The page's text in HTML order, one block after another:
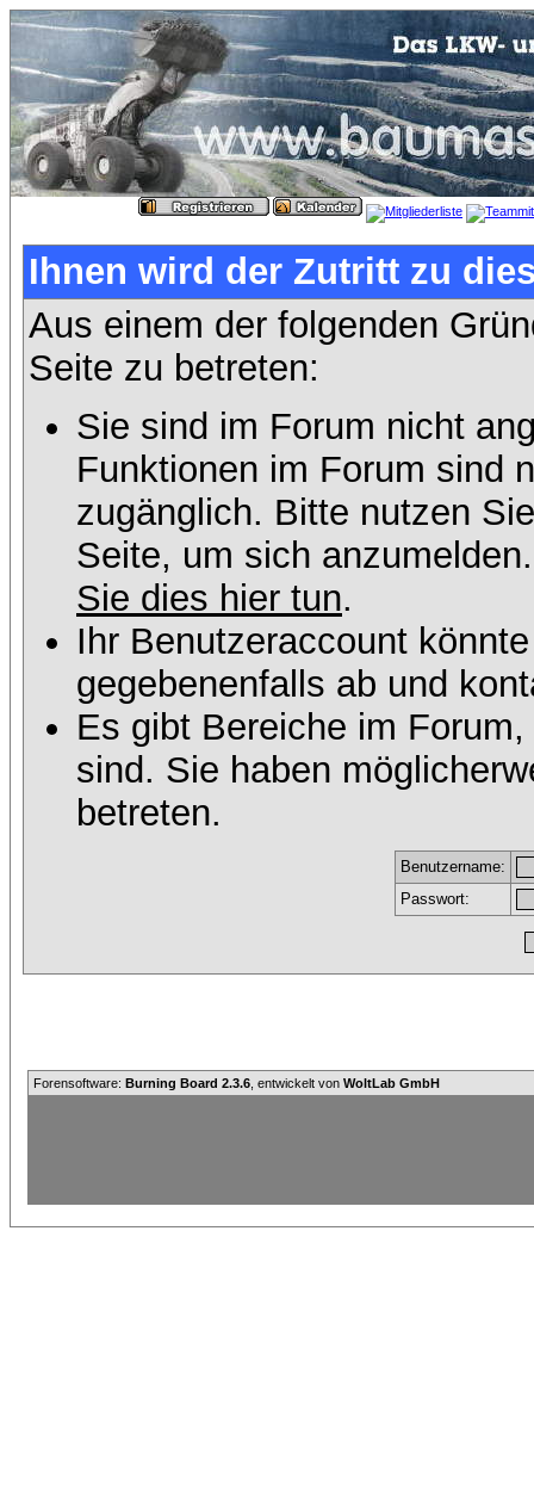
Ihnen wird der Zutritt zu
Aus einem der folgenden
Seite zu betreten:
Sie sind im Forum nicht
Funktionen im Forum sind
zugänglich. Bitte nutzen
Seite, um sich
Sie dies hier tun.
Ihr Benutzeraccount
gegebenenfalls ab und
Es gibt Bereiche im
sind. Sie haben
betreten.
Benutzername:
Passwort:
Forensoftware: Burning Board 2.3.6 , entwickelt von WoltLab GmbH